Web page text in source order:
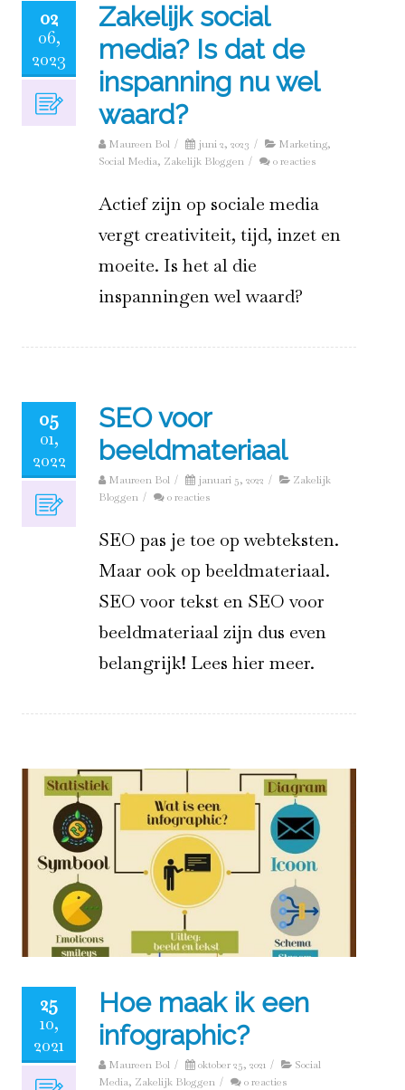
02
06,
2023
Zakelijk social
media? Is dat de
inspanning nu wel
waard?
Maureen Bol / juni 2, 2023 / Marketing,
Social Media, Zakelijk Bloggen / 0 reacties
Actief zijn op sociale media
vergt creativiteit, tijd, inzet en
moeite. Is het al die
inspanningen wel waard?
05
01,
2022
SEO voor
beeldmateriaal
Maureen Bol / januari 5, 2022 /
Zakelijk
Bloggen / 0 reacties
SEO pas je toe op webteksten.
Maar ook op beeldmateriaal.
SEO voor tekst en SEO voor
beeldmateriaal zijn dus even
belangrijk! Lees hier meer.
25
10,
2021
Hoe maak ik een
infographic?
Maureen Bol / oktober 25, 2021 /
Social
Media, Zakelijk Bloggen / 0 reacties